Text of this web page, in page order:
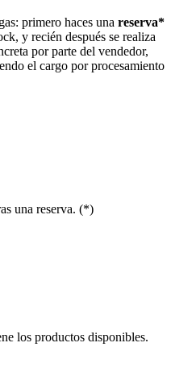
primero haces una reserva*
y recién después se realiza
por parte del vendedor,
el cargo por procesamiento
una reserva. (*)
los productos disponibles.